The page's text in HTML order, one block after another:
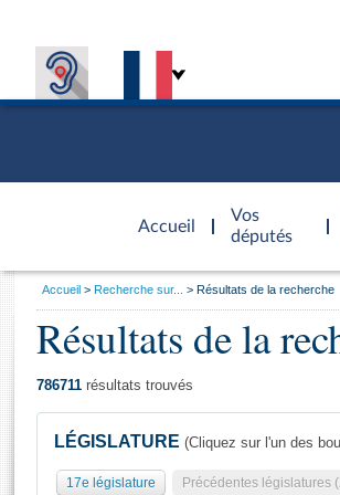
Accueil
d'accueil
Vos
députés
Général
Vous
Accueil Recherche sur... Résultats de la recherche
Résultats de la
786711 résultats trouvés
LÉGISLATURE (Cliquez sur l'un des
17e législature Précédentes législatures